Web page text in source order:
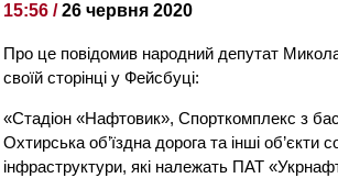
15:56 /26 червня 2020
Про це повідомив народний депутат
своїй сторінці у Фейсбуці:
«Стадіон «Нафтовик», Спорткомплекс з
Охтирська об’їздна дорога та інші об’єкти
інфраструктури, які належать ПАТ